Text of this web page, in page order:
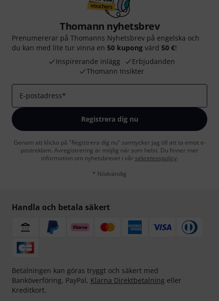
Thomann nyhetsbrev
Prenumererar på Thomanns Nyhetsbrev på engelska och
du kan med lite tur vinna en 50 kupong värd 50 €!
Inspirerande inlägg
Erbjudanden
Thomann Insikter
E-postadress*
Registrera dig nu
Genom att klicka på "Registrera dig nu" samtycker jag till att ta emot e-
postreklam. Avregistrering är möjlig när som helst. Du finner mer
information om nyhetsbrevet i vår sekretesspolicy.
* Nödvändig
Handla och betala säkert
Betalningen kan göras tryggt och säkert med
Banköverföring, PayPal, Klarna Direktbetalning eller
Kreditkort.